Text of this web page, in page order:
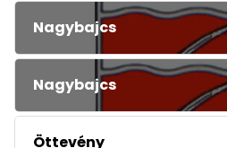
Nagybajcs
Nagybajcs
Öttevény